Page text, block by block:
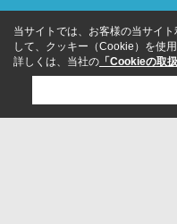
当サイトでは、お客様の当サイ
して、クッキー（Cookie）を使用
詳しくは、当社の 「Cookieの取